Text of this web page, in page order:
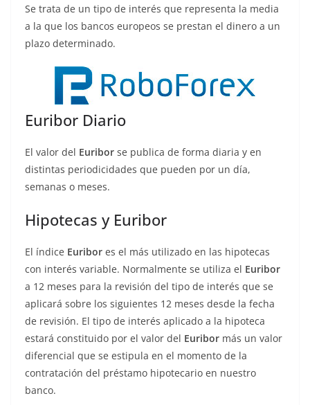
Se trata de un tipo de interés que representa la media
a la que los bancos europeos se prestan el dinero a un
plazo determinado.
Euribor Diario
El valor del Euribor se publica de forma diaria y en
distintas periodicidades que pueden por un día,
semanas o meses.
Hipotecas y Euribor
El índice Euribor es el más utilizado en las hipotecas
con interés variable. Normalmente se utiliza el Euribor
a 12 meses para la revisión del tipo de interés que se
aplicará sobre los siguientes 12 meses desde la fecha
de revisión. El tipo de interés aplicado a la hipoteca
estará constituido por el valor del Euribor más un valor
diferencial que se estipula en el momento de la
contratación del préstamo hipotecario en nuestro
banco.